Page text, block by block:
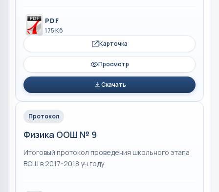
PDF
175 Кб
Карточка
Просмотр
Скачать
Протокол
Физика ООШ № 9
Итоговый протокол проведения школьного этапа
ВОШ в 2017-2018 уч.году